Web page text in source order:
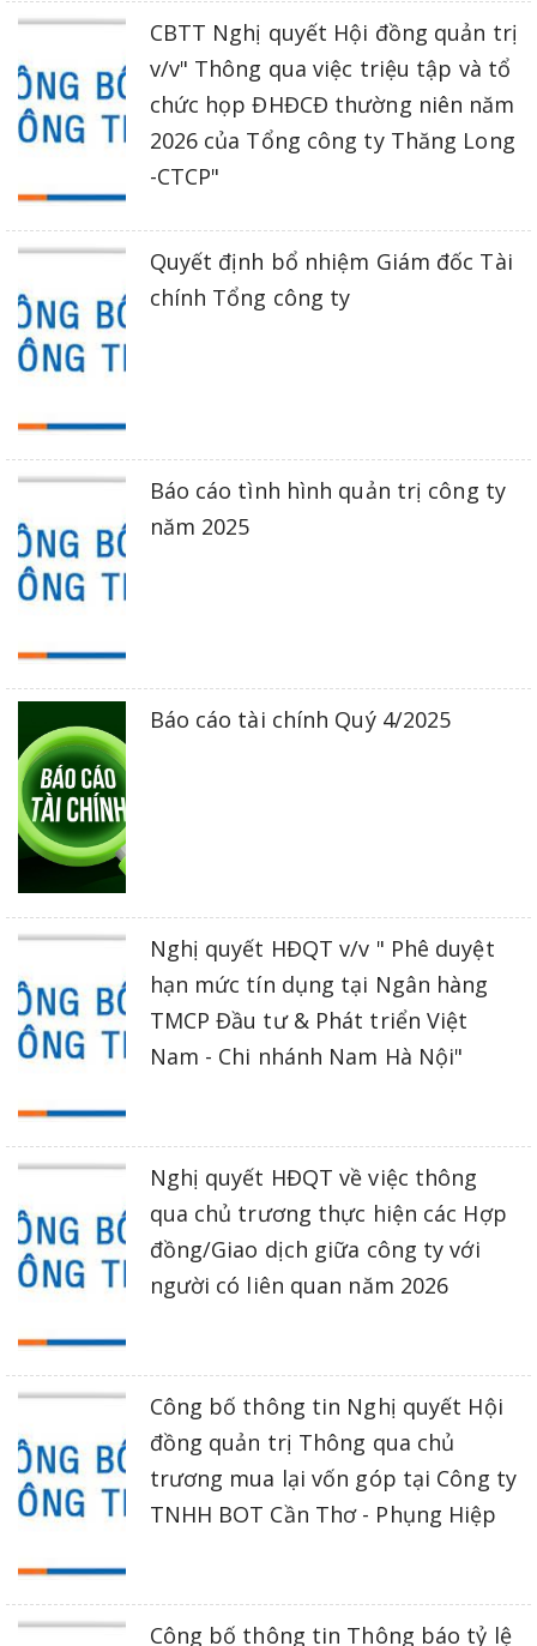
CBTT Nghị quyết Hội đồng quản trị
v/v" Thông qua việc triệu tập và tổ
chức họp ĐHĐCĐ thường niên năm
2026 của Tổng công ty Thăng Long
-CTCP"
Quyết định bổ nhiệm Giám đốc Tài
chính Tổng công ty
Báo cáo tình hình quản trị công ty
năm 2025
Báo cáo tài chính Quý 4/2025
Nghị quyết HĐQT v/v " Phê duyệt
hạn mức tín dụng tại Ngân hàng
TMCP Đầu tư & Phát triển Việt
Nam - Chi nhánh Nam Hà Nội"
Nghị quyết HĐQT về việc thông
qua chủ trương thực hiện các Hợp
đồng/Giao dịch giữa công ty với
người có liên quan năm 2026
Công bố thông tin Nghị quyết Hội
đồng quản trị Thông qua chủ
trương mua lại vốn góp tại Công ty
TNHH BOT Cần Thơ - Phụng Hiệp
Công bố thông tin Thông báo tỷ lệ